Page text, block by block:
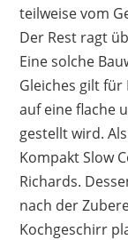
teilweise vom
Der Rest ragt
Eine solche
Gleiches gilt für
auf eine flache
gestellt wird.
Kompakt Slow
Richards.
nach der
Kochgeschirr